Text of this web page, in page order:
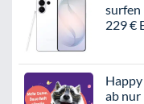
surfen
229 €
ab nur